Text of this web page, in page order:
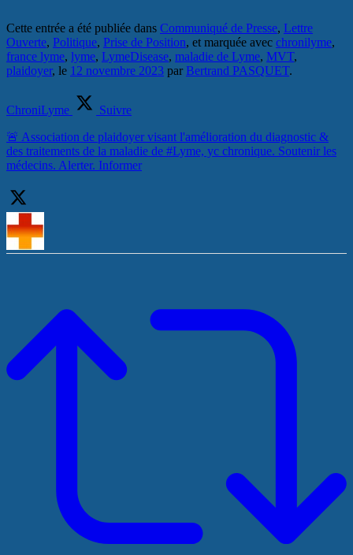
Cette entrée a été publiée dans Communiqué de Presse, Lettre
Ouverte, Politique, Prise de Position, et marquée avec chronilyme,
france lyme, lyme, LymeDisease, maladie de Lyme, MVT,
plaidoyer, le 12 novembre 2023 parBertrand PASQUET.
ChroniLyme
Suivre
🚨 Association de plaidoyer visant l'amélioration du diagnostic &
des traitements de la maladie de #Lyme, yc chronique. Soutenir les
médecins. Alerter. Informer